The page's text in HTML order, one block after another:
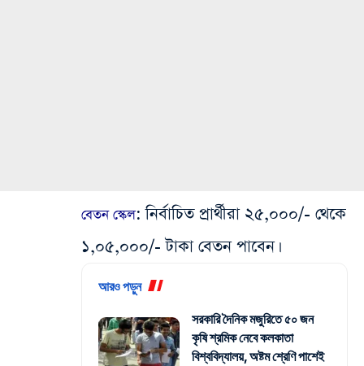
বেতন স্কেল: নির্বাচিত প্রার্থীরা ২৫,০০০/- থেকে
১,০৫,০০০/- টাকা বেতন পাবেন।
আরও পড়ুন
সরকারি দৈনিক মজুরিতে ৫০ জন
কৃষি শ্রমিক নেবে কলকাতা
বিশ্ববিদ্যালয়, অষ্টম শ্রেণি পাশেই